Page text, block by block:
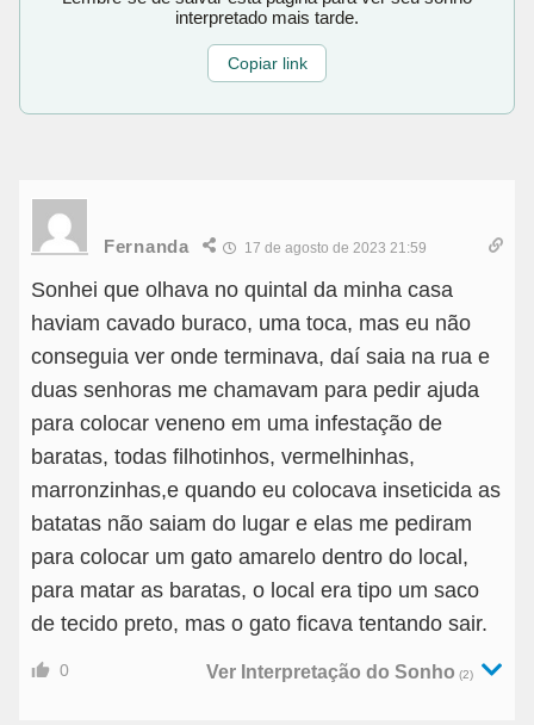
interpretado mais tarde.
Copiar link
Fernanda 17 de agosto de 2023 21:59
Sonhei que olhava no quintal da minha casa
haviam cavado buraco, uma toca, mas eu não
conseguia ver onde terminava, daí saia na rua e
duas senhoras me chamavam para pedir ajuda
para colocar veneno em uma infestação de
baratas, todas filhotinhos, vermelhinhas,
marronzinhas,e quando eu colocava inseticida as
batatas não saiam do lugar e elas me pediram
para colocar um gato amarelo dentro do local,
para matar as baratas, o local era tipo um saco
de tecido preto, mas o gato ficava tentando sair.
0 Ver Interpretação do Sonho (2)